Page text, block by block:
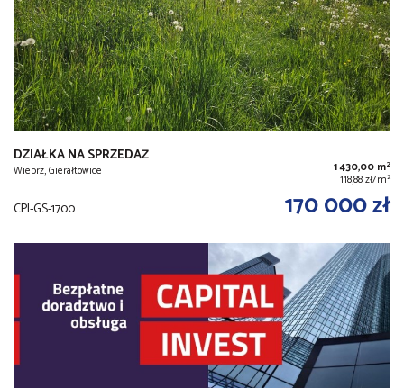
DZIAŁKA NA SPRZEDAŻ
Wieprz, Gierałtowice 1 430,00 m2
118,88 zł/m2
CPI-GS-1700 170 000 zł